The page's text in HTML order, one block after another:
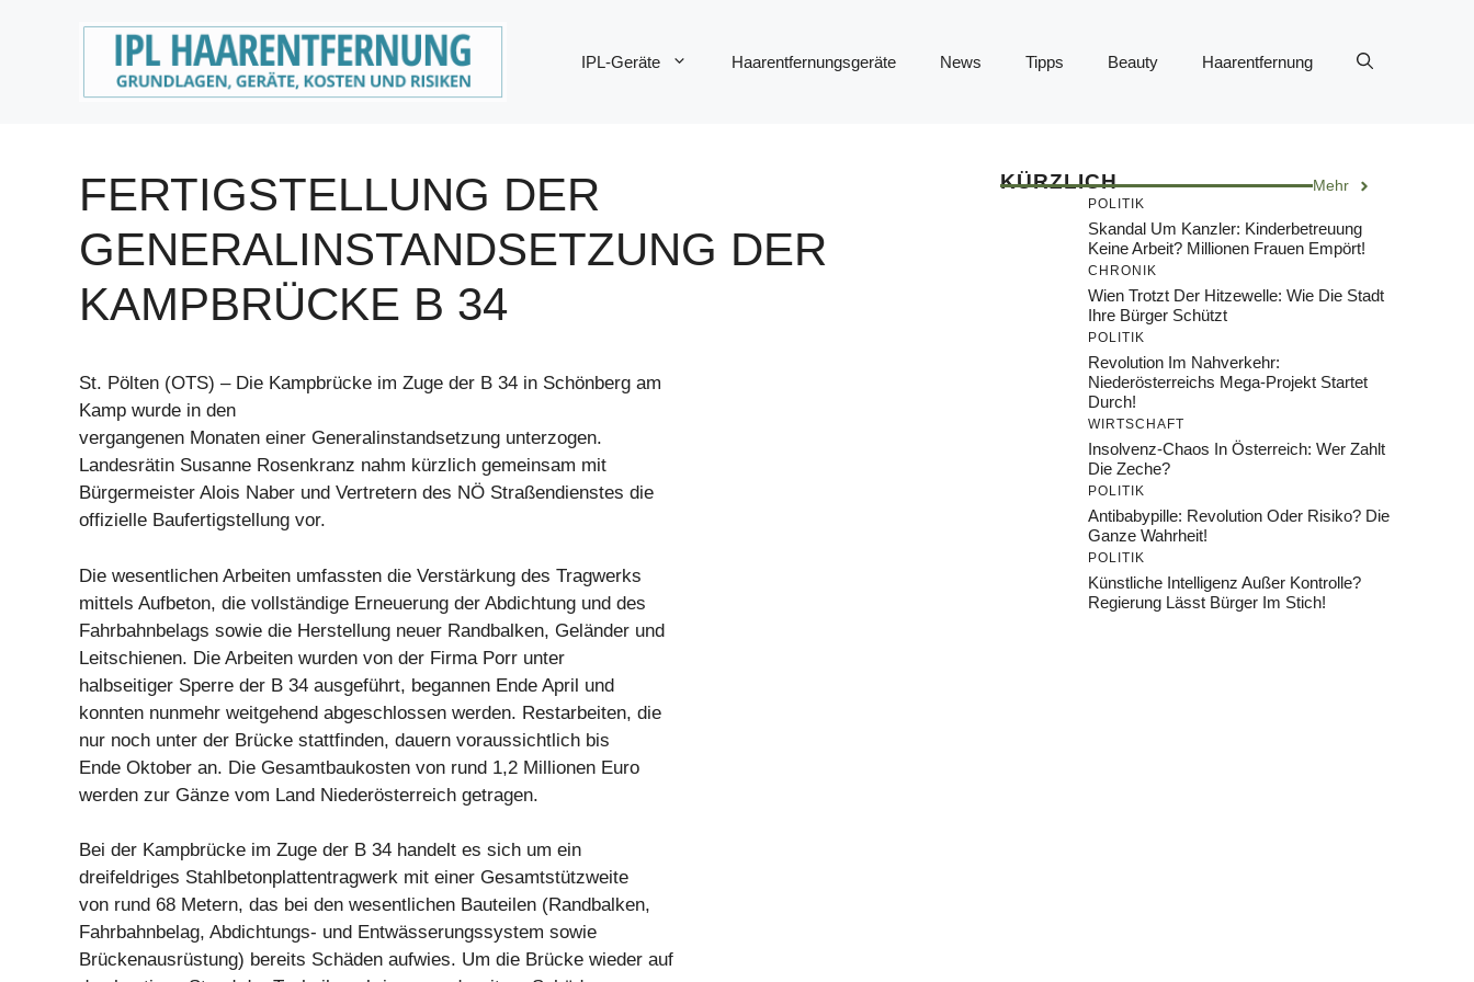
IPL-Geräte Haarentfernungsgeräte News Tipps Beauty Haarentfernung
FERTIGSTELLUNG DER
GENERALINSTANDSETZUNG DER
KAMPBRÜCKE B 34
St. Pölten (OTS) – Die Kampbrücke im Zuge der B 34 in Schönberg am
Kamp wurde in den
vergangenen Monaten einer Generalinstandsetzung unterzogen.
Landesrätin Susanne Rosenkranz nahm kürzlich gemeinsam mit
Bürgermeister Alois Naber und Vertretern des NÖ Straßendienstes die
offizielle Baufertigstellung vor.
Die wesentlichen Arbeiten umfassten die Verstärkung des Tragwerks
mittels Aufbeton, die vollständige Erneuerung der Abdichtung und des
Fahrbahnbelags sowie die Herstellung neuer Randbalken, Geländer und
Leitschienen. Die Arbeiten wurden von der Firma Porr unter
halbseitiger Sperre der B 34 ausgeführt, begannen Ende April und
konnten nunmehr weitgehend abgeschlossen werden. Restarbeiten, die
nur noch unter der Brücke stattfinden, dauern voraussichtlich bis
Ende Oktober an. Die Gesamtbaukosten von rund 1,2 Millionen Euro
werden zur Gänze vom Land Niederösterreich getragen.
Bei der Kampbrücke im Zuge der B 34 handelt es sich um ein
dreifeldriges Stahlbetonplattentragwerk mit einer Gesamtstützweite
von rund 68 Metern, das bei den wesentlichen Bauteilen (Randbalken,
Fahrbahnbelag, Abdichtungs- und Entwässerungssystem sowie
Brückenausrüstung) bereits Schäden aufwies. Um die Brücke wieder auf
KÜRZLICH Mehr
POLITIK
Skandal Um Kanzler: Kinderbetreuung
Keine Arbeit? Millionen Frauen Empört!
CHRONIK
Wien Trotzt Der Hitzewelle: Wie Die Stadt
Ihre Bürger Schützt
POLITIK
Revolution Im Nahverkehr:
Niederösterreichs Mega-Projekt Startet
Durch!
WIRTSCHAFT
Insolvenz-Chaos In Österreich: Wer Zahlt
Die Zeche?
POLITIK
Antibabypille: Revolution Oder Risiko? Die
Ganze Wahrheit!
POLITIK
Künstliche Intelligenz Außer Kontrolle?
Regierung Lässt Bürger Im Stich!